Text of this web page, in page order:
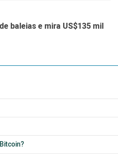
baleias e mira US$135 mil